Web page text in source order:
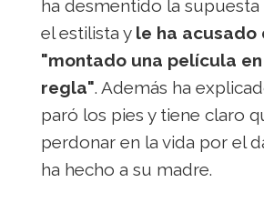
ha desmentido la
el estilista y le ha acusado
"montado una película
regla". Además ha
paró los pies y tiene claro
perdonar en la vida por el
ha hecho a su madre.